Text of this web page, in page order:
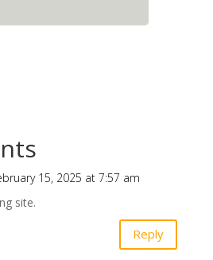
15, 2025 at 7:57 am
site.
Reply